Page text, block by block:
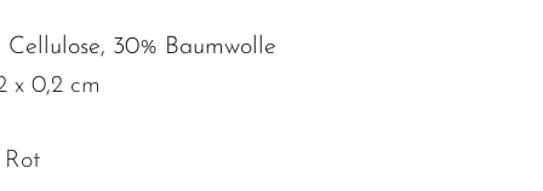
30% Baumwolle
x 0,2 cm